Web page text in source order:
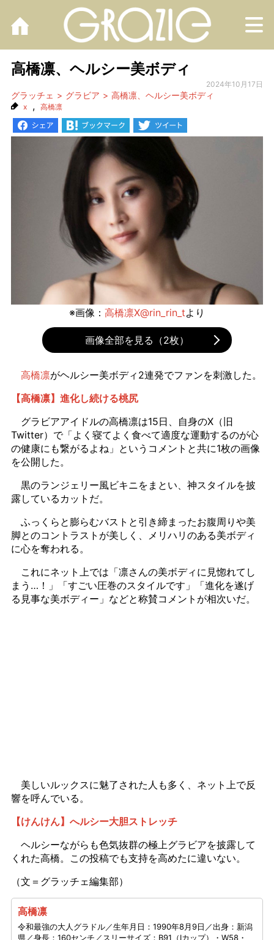
高橋凛、ヘルシー美ボディ
2024年10月17日
グラッチェ グラビア 高橋凛、ヘルシー美ボディ
x , 高橋凛
※画像： 高橋凛X@rin_rin_tより
画像全部を見る（2枚）
高橋凛がヘルシー美ボディ2連発でファンを刺激した。
【高橋凛】進化し続ける桃尻
グラビアアイドルの高橋凛は15日、自身のX（旧
Twitter）で「よく寝てよく食べて適度な運動するのが心
の健康にも繋がるよね」というコメントと共に1枚の画像
を公開した。
黒のランジェリー風ビキニをまとい、神スタイルを披
露しているカットだ。
ふっくらと膨らむバストと引き締まったお腹周りや美
脚とのコントラストが美しく、メリハリのある美ボディ
に心を奪われる。
これにネット上では「凛さんの美ボディに見惚れてし
まう…！」「すごい圧巻のスタイルです」「進化を遂げ
る見事な美ボディー」などと称賛コメントが相次いだ。
美しいルックスに魅了された人も多く、ネット上で反
響を呼んでいる。
【けんけん】へルシー大胆ストレッチ
ヘルシーながらも色気抜群の極上グラビアを披露して
くれた高橋。この投稿でも支持を高めたに違いない。
（文＝グラッチェ編集部）
高橋凛
令和最強の大人グラドル／生年月日：1990年8月9日／出身：新潟
県／身長：160センチ／スリーサイズ：B91（Iカップ）・W58・